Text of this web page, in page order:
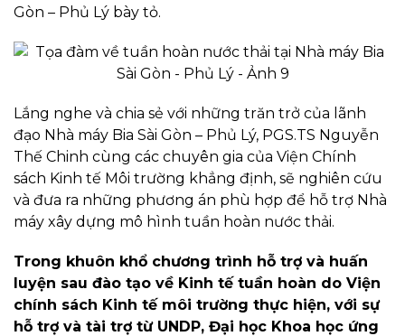
Gòn – Phủ Lý bày tỏ.
Lắng nghe và chia sẻ với những trăn trở của lãnh
đạo Nhà máy Bia Sài Gòn – Phủ Lý, PGS.TS Nguyễn
Thế Chinh cùng các chuyên gia của Viện Chính
sách Kinh tế Môi trường khẳng định, sẽ nghiên cứu
và đưa ra những phương án phù hợp để hỗ trợ Nhà
máy xây dựng mô hình tuần hoàn nước thải.
Trong khuôn khổ chương trình hỗ trợ và huấn
luyện sau đào tạo về Kinh tế tuần hoàn do Viện
chính sách Kinh tế môi trường thực hiện, với sự
hỗ trợ và tài trợ từ UNDP, Đại học Khoa học ứng